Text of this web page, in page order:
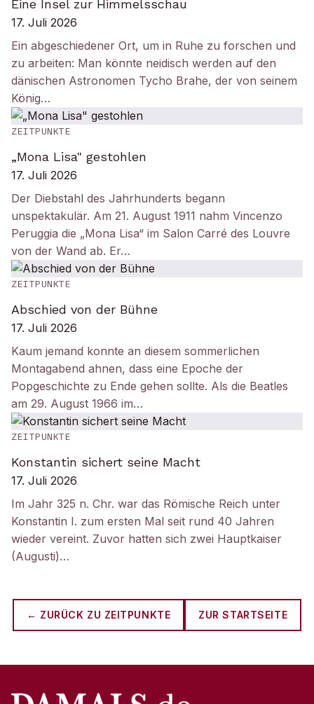
Eine Insel zur Himmelsschau
17. Juli 2026
Ein abgeschiedener Ort, um in Ruhe zu forschen und
zu arbeiten: Man könnte neidisch werden auf den
dänischen Astronomen Tycho Brahe, der von seinem
König…
ZEITPUNKTE
„Mona Lisa" gestohlen
17. Juli 2026
Der Diebstahl des Jahrhunderts begann
unspektakulär. Am 21. August 1911 nahm Vincenzo
Peruggia die „Mona Lisa“ im Salon Carré des Louvre
von der Wand ab. Er…
ZEITPUNKTE
Abschied von der Bühne
17. Juli 2026
Kaum jemand konnte an diesem sommerlichen
Montagabend ahnen, dass eine Epoche der
Popgeschichte zu Ende gehen sollte. Als die Beatles
am 29. August 1966 im…
ZEITPUNKTE
Konstantin sichert seine Macht
17. Juli 2026
Im Jahr 325 n. Chr. war das Römische Reich unter
Konstantin I. zum ersten Mal seit rund 40 Jahren
wieder vereint. Zuvor hatten sich zwei Hauptkaiser
(Augusti)…
← ZURÜCK ZU ZEITPUNKTE ZUR STARTSEITE